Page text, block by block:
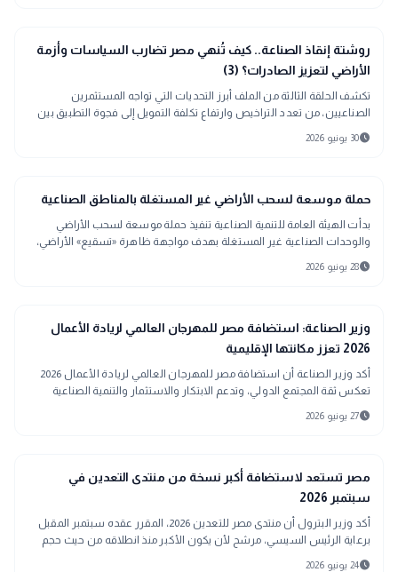
trending_up
اقتصاد
روشتة إنقاذ الصناعة.. كيف تُنهي مصر تضارب السياسات وأزمة
الأراضي لتعزيز الصادرات؟ (3)
تكشف الحلقة الثالثة من الملف أبرز التحديات التي تواجه المستثمرين
الصناعيين، من تعدد التراخيص وارتفاع تكلفة التمويل إلى فجوة التطبيق بين
الاستراتيجيات الحكومية وواقع المصانع.
schedule30 يونيو 2026
public
الأخبار المحلية
حملة موسعة لسحب الأراضي غير المستغلة بالمناطق الصناعية
بدأت الهيئة العامة للتنمية الصناعية تنفيذ حملة موسعة لسحب الأراضي
والوحدات الصناعية غير المستغلة بهدف مواجهة ظاهرة «تسقيع» الأراضي،
وإعادة طرحها أمام المستثمرين الجادين لدعم الإنتاج.
schedule28 يونيو 2026
trending_up
اقتصاد
وزير الصناعة: استضافة مصر للمهرجان العالمي لريادة الأعمال
2026 تعزز مكانتها الإقليمية
أكد وزير الصناعة أن استضافة مصر للمهرجان العالمي لريادة الأعمال 2026
تعكس ثقة المجتمع الدولي، وتدعم الابتكار والاستثمار والتنمية الصناعية
المستدامة.
schedule27 يونيو 2026
trending_up
اقتصاد
مصر تستعد لاستضافة أكبر نسخة من منتدى التعدين في
سبتمبر 2026
أكد وزير البترول أن منتدى مصر للتعدين 2026، المقرر عقده سبتمبر المقبل
برعاية الرئيس السيسي، مرشح لأن يكون الأكبر منذ انطلاقه من حيث حجم
المشاركة الدولية والاستثمارات.
schedule24 يونيو 2026